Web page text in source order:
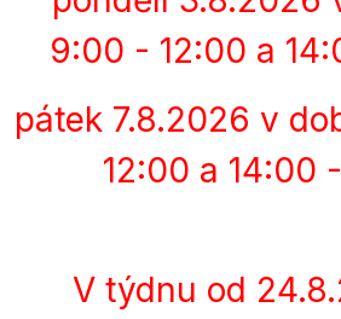
9:00 - 12:00 a
pátek 7.8.2026 v
12:00 a 14:00
V týdnu od